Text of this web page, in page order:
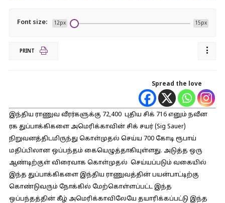
Font size: 12px 15px
PRINT
Spread the love
இந்திய ராணுவ வீரர்களுக்கு 72,400 புதிய சிக் 716 எனும் நவீன
ரக துப்பாக்கிகளை அமெரிக்காவின் சிக் சயர் (Sig Sauer)
நிறுவனத்திடமிருந்து கொள்முதல் செய்ய 700 கோடி ரூபாய்
மதிப்பிலான ஒப்பந்தம் கையெழுத்தாகியுள்ளது. அடுத்த ஒரு
ஆண்டிற்குள் விரைவாக கொள்முதல் செய்யப்படும் வகையில்
இந்த துப்பாக்கிகளை இந்திய ராணுவத்தின் பயன்பாட்டிற்கு
கொண்டுவரும் நோக்கில் மேற்கொள்ளப்பட்ட இந்த
ஒப்பந்தத்தின் கீழ் அமெரிக்காவிலேயே தயாரிக்கப்பட்டு இந்த